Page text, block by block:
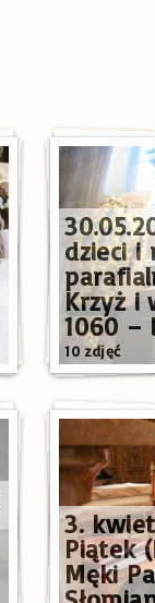
dzieci i
Krzyż i
1060 –
10 zdjęć
3.
Piątek
Męki